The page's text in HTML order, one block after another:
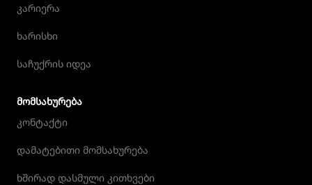
კარიერა
ხარისხი
საჩუქრის იდეა
ᲛᲝᲛᲡᲐᲮᲣᲠᲔᲑᲐ
კონტაქტი
დამატებითი მომსახურება
ხშირად დასმული კითხვები